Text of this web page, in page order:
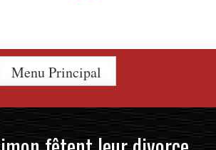
Menu Principal